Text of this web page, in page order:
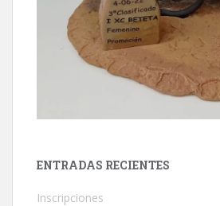
ENTRADAS RECIENTES
Inscripciones